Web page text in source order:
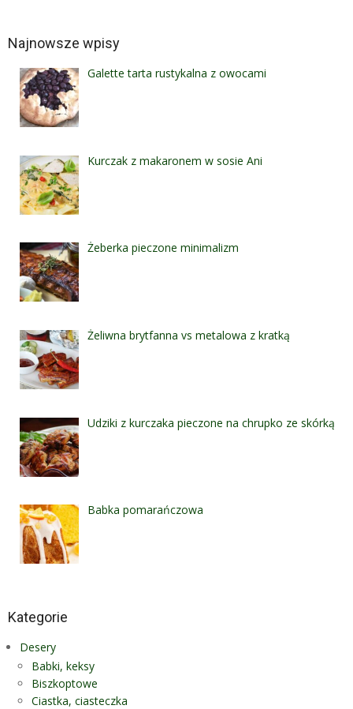
Najnowsze wpisy
Galette tarta rustykalna z owocami
Kurczak z makaronem w sosie Ani
Żeberka pieczone minimalizm
Żeliwna brytfanna vs metalowa z kratką
Udziki z kurczaka pieczone na chrupko ze skórką
Babka pomarańczowa
Kategorie
Desery
Babki, keksy
Biszkoptowe
Ciastka, ciasteczka